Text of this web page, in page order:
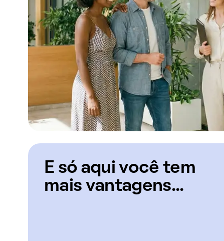
E só aqui você tem
mais vantagens...